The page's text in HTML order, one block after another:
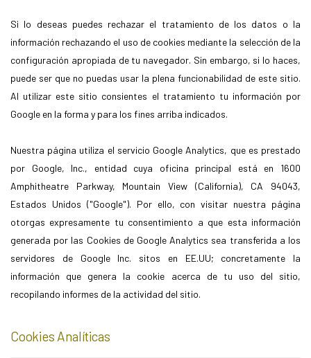
Si lo deseas puedes rechazar el tratamiento de los datos o la
información rechazando el uso de cookies mediante la selección de la
configuración apropiada de tu navegador. Sin embargo, si lo haces,
puede ser que no puedas usar la plena funcionabilidad de este sitio.
Al utilizar este sitio consientes el tratamiento tu información por
Google en la forma y para los fines arriba indicados.
Nuestra página utiliza el servicio Google Analytics, que es prestado
por Google, Inc., entidad cuya oficina principal está en 1600
Amphitheatre Parkway, Mountain View (California), CA 94043,
Estados Unidos ("Google"). Por ello, con visitar nuestra página
otorgas expresamente tu consentimiento a que esta información
generada por las Cookies de Google Analytics sea transferida a los
servidores de Google Inc. sitos en EE.UU; concretamente la
información que genera la cookie acerca de tu uso del sitio,
recopilando informes de la actividad del sitio.
Cookies Analíticas